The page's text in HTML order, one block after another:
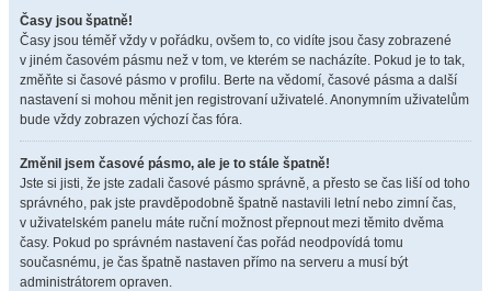
Časy jsou špatně!
Časy jsou téměř vždy v pořádku, ovšem to, co vidíte jsou časy zobrazené
v jiném časovém pásmu než v tom, ve kterém se nacházíte. Pokud je to tak,
změňte si časové pásmo v profilu. Berte na vědomí, časové pásma a další
nastavení si mohou měnit jen registrovaní uživatelé. Anonymním uživatelům
bude vždy zobrazen výchozí čas fóra.
Změnil jsem časové pásmo, ale je to stále špatně!
Jste si jisti, že jste zadali časové pásmo správně, a přesto se čas liší od toho
správného, pak jste pravděpodobně špatně nastavili letní nebo zimní čas,
v uživatelském panelu máte ruční možnost přepnout mezi těmito dvěma
časy. Pokud po správném nastavení čas pořád neodpovídá tomu
současnému, je čas špatně nastaven přímo na serveru a musí být
administrátorem opraven.